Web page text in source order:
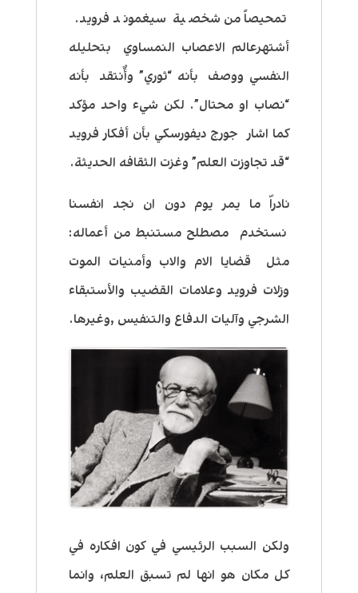
تمحيصاً من شخصية سيغموند فرويد.
أشتهرعالم الاعصاب النمساوي بتحليله
النفسي ووصف بأنه “ثوري” وأٌنتقد بأنه
“نصاب او محتال”. لكن شيء واحد مؤكد
كما اشار جورج ديفورسكي بأن أفكار فرويد
“قد تجاوزت العلم” وغزت الثقافه الحديثة.
نادراّ ما يمر يوم دون ان نجد انفسنا
نستخدم مصطلح مستنبط من أعماله:
مثل قضايا الام والاب وأمنيات الموت
وزلات فرويد وعلامات القضيب والأستبقاء
الشرجي وآليات الدفاع والتنفيس ,وغيرها.
ولكن السبب الرئيسي في كون افكاره في
كل مكان هو انها لم تسبق العلم، وانما